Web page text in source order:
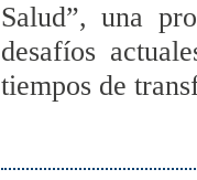
Salud”, una
desafíos
tiempos de